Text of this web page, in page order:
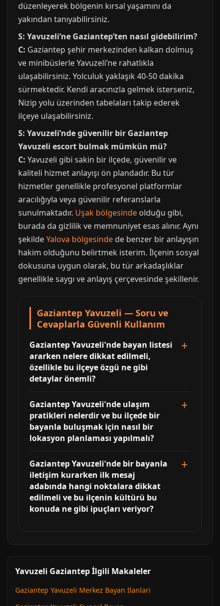
düzenleyerek bölgenin kırsal yaşamını da
yakından tanıyabilirsiniz.
S: Yavuzeli’ne Gaziantep’ten nasıl gidebilirim?
C: Gaziantep şehir merkezinden kalkan dolmuş
ve minibüslerle Yavuzeli’ne rahatlıkla
ulaşabilirsiniz. Yolculuk yaklaşık 40-50 dakika
sürmektedir. Kendi aracınızla gelmek isterseniz,
Nizip yolu üzerinden tabelaları takip ederek
ilçeye ulaşabilirsiniz.
S: Yavuzeli’nde güvenilir bir Gaziantep
Yavuzeli escort bulmak mümkün mü?
C: Yavuzeli gibi sakin bir ilçede, güvenilir ve
kaliteli hizmet anlayışı ön plandadır. Bu tür
hizmetler genellikle profesyonel platformlar
aracılığıyla veya güvenilir referanslarla
sunulmaktadır. Uşak bölgesinde olduğu gibi,
burada da gizlilik ve memnuniyet esas alınır. Aynı
şekildeYalova bölgesinde de benzer bir anlayışın
hakim olduğunu belirtmek isterim. İlçenin sosyal
dokusuna uygun olarak, bu tür arkadaşlıklar
genellikle saygı ve anlayış çerçevesinde şekillenir.
Gaziantep Yavuzeli — Soru ve
Cevaplarla Güvenli Kullanım
Gaziantep Yavuzeli'nde bayan listesi
ararken nelere dikkat edilmeli,
özellikle bu ilçeye özgü ne gibi
detaylar önemli?
Gaziantep Yavuzeli'nde ulaşım
pratikleri nelerdir ve bu ilçede bir
bayanla buluşmak için nasıl bir
lokasyon planlaması yapılmalı?
Gaziantep Yavuzeli'nde bir bayanla
iletişim kurarken ilk mesaj
adabında hangi noktalara dikkat
edilmeli ve bu ilçenin kültürü bu
konuda ne gibi ipuçları veriyor?
Yavuzeli Gaziantep İlgili Makaleler
Gaziantep Yavuzeli Merkez Bayan Ilanlari